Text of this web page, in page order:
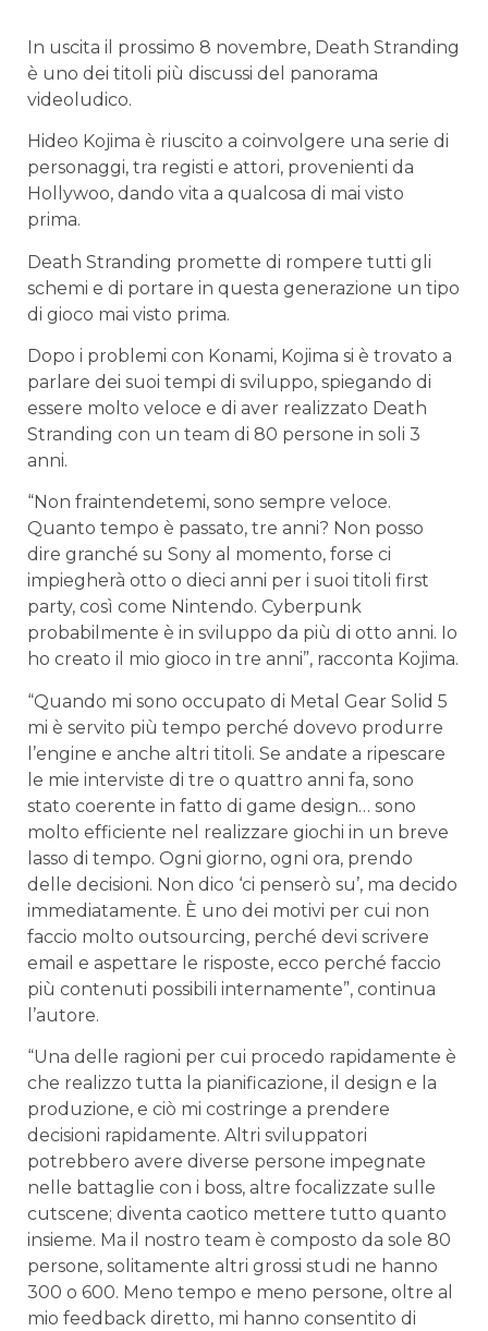
In uscita il prossimo 8 novembre, Death Stranding
è uno dei titoli più discussi del panorama
videoludico.
Hideo Kojima è riuscito a coinvolgere una serie di
personaggi, tra registi e attori, provenienti da
Hollywoo, dando vita a qualcosa di mai visto
prima.
Death Stranding promette di rompere tutti gli
schemi e di portare in questa generazione un tipo
di gioco mai visto prima.
Dopo i problemi con Konami, Kojima si è trovato a
parlare dei suoi tempi di sviluppo, spiegando di
essere molto veloce e di aver realizzato Death
Stranding con un team di 80 persone in soli 3
anni.
“Non fraintendetemi, sono sempre veloce.
Quanto tempo è passato, tre anni? Non posso
dire granché su Sony al momento, forse ci
impiegherà otto o dieci anni per i suoi titoli first
party, così come Nintendo. Cyberpunk
probabilmente è in sviluppo da più di otto anni. Io
ho creato il mio gioco in tre anni”, racconta Kojima.
“Quando mi sono occupato di Metal Gear Solid 5
mi è servito più tempo perché dovevo produrre
l’engine e anche altri titoli. Se andate a ripescare
le mie interviste di tre o quattro anni fa, sono
stato coerente in fatto di game design… sono
molto efficiente nel realizzare giochi in un breve
lasso di tempo. Ogni giorno, ogni ora, prendo
delle decisioni. Non dico ‘ci penserò su’, ma decido
immediatamente. È uno dei motivi per cui non
faccio molto outsourcing, perché devi scrivere
email e aspettare le risposte, ecco perché faccio
più contenuti possibili internamente”, continua
l’autore.
“Una delle ragioni per cui procedo rapidamente è
che realizzo tutta la pianificazione, il design e la
produzione, e ciò mi costringe a prendere
decisioni rapidamente. Altri sviluppatori
potrebbero avere diverse persone impegnate
nelle battaglie con i boss, altre focalizzate sulle
cutscene; diventa caotico mettere tutto quanto
insieme. Ma il nostro team è composto da sole 80
persone, solitamente altri grossi studi ne hanno
300 o 600. Meno tempo e meno persone, oltre al
mio feedback diretto, mi hanno consentito di